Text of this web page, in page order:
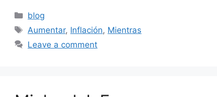
Categories
blog
Tags
Aumentar, Inflación, Mientras
Leave a comment